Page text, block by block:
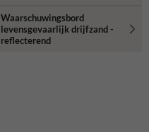
Waarschuwingsbord
levensgevaarlijk drijfzand -
reflecterend